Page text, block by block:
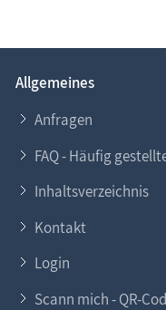
Allgemeines
Anfragen
FAQ - Häufig
Inhaltsverzeichnis
Kontakt
Login
Scann mich - QR-